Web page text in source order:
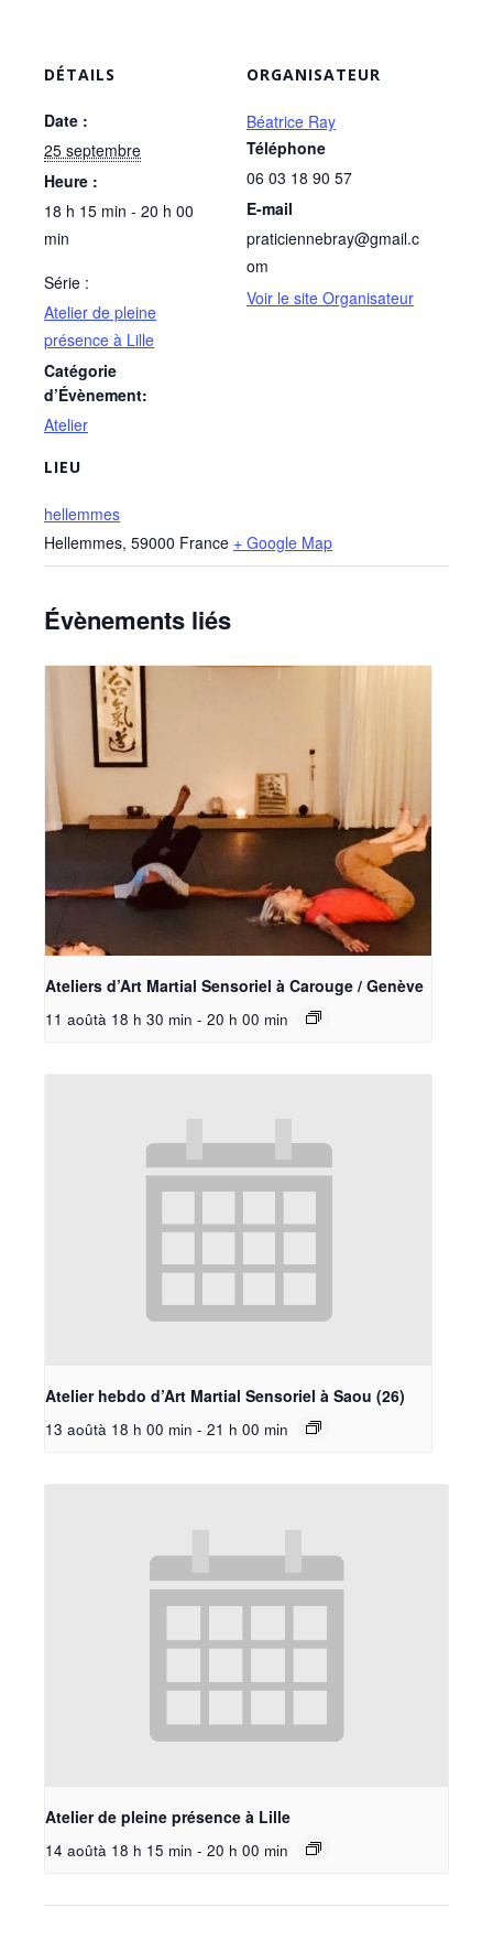
DÉTAILS
Date :
25 septembre
Heure :
18 h 15 min - 20 h 00
min
Série :
Atelier de pleine
présence à Lille
Catégorie
d’Évènement:
Atelier
LIEU
hellemmes
Hellemmes, 59000 France + Google Map
ORGANISATEUR
Béatrice Ray
Téléphone
06 03 18 90 57
E-mail
praticiennebray@gmail.c
om
Voir le site Organisateur
Évènements liés
Ateliers d’Art Martial Sensoriel à Carouge / Genève
11 aoûtà 18 h 30 min - 20 h 00 min
Atelier hebdo d’Art Martial Sensoriel à Saou (26)
13 aoûtà 18 h 00 min - 21 h 00 min
Atelier de pleine présence à Lille
14 aoûtà 18 h 15 min - 20 h 00 min